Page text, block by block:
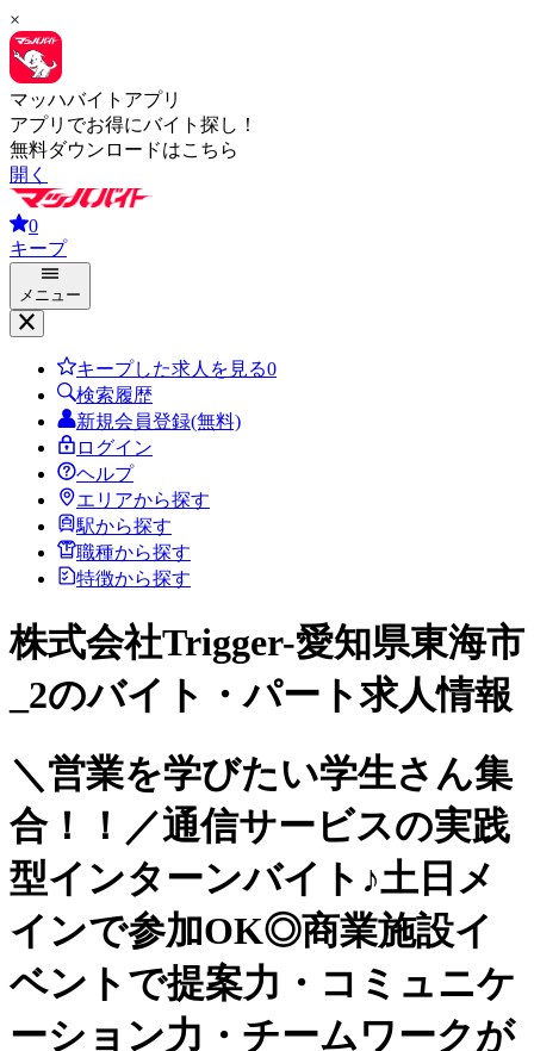
×
マッハバイトアプリ
アプリでお得にバイト探し！
無料ダウンロードはこちら
開く
0
キープ
メニュー
キープした求人を見る0
検索履歴
新規会員登録(無料)
ログイン
ヘルプ
エリアから探す
駅から探す
職種から探す
特徴から探す
株式会社Trigger-愛知県東海市
_2のバイト・パート求人情報
＼営業を学びたい学生さん集
合！！／通信サービスの実践
型インターンバイト♪土日メ
インで参加OK◎商業施設イ
ベントで提案力・コミュニケ
ーション力・チームワークが